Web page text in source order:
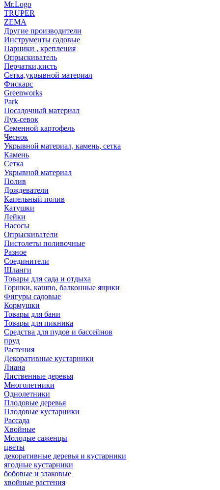
Mr.Logo
TRUPER
ZEMA
Другие производители
Инструменты садовые
Парники , крепления
Опрыскиватель
Перчатки,кисть
Сетка,укрывной материал
Фискарс
Greenworks
Park
Посадочный материал
Лук-севок
Семенной картофель
Чеснок
Укрывной материал, камень, сетка
Камень
Сетка
Укрывной материал
Полив
Дождеватели
Капельный полив
Катушки
Лейки
Насосы
Опрыскиватели
Пистолеты поливочные
Разное
Соединители
Шланги
Товары для сада и отдыха
Горшки, кашпо, балконные ящики
Фигуры садовые
Кормушки
Товары для бани
Товары для пикника
Средства для пудов и бассейнов
пруд
Растения
Декоративные кустарники
Лиана
Лиственные деревья
Многолетники
Однолетники
Плодовые деревья
Плодовые кустарники
Рассада
Хвойные
Молодые саженцы
цветы
декоративные деревья и кустарники
ягодные кустарники
бобовые и злаковые
хвойные растения